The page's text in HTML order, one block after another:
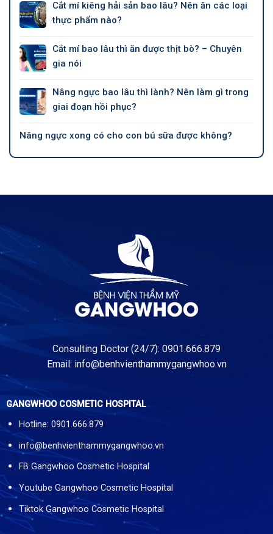
Cắt mí kiêng hải sản bao lâu? Nên ăn các loại
thực phẩm nào?
Cắt mí bao lâu thì ăn được thịt bò? – Chuyên
gia nói
Nâng ngực bao lâu thì lành? Nên làm gì trong
giai đoạn hồi phục?
Nâng ngực xong có cho con bú sữa được không?
Consulting Doctor (24/7): 0901.666.879
Email: info@benhvienthammygangwhoo.vn
GANGWHOO COSMETIC HOSPITAL
Hotline: 0901.666.879
info@benhvienthammygangwhoo.vn
FB Gangwhoo Cosmetic Hospital
Youtube Gangwhoo Cosmetic Hospital
Tiktok Gangwhoo Cosmetic Hospital